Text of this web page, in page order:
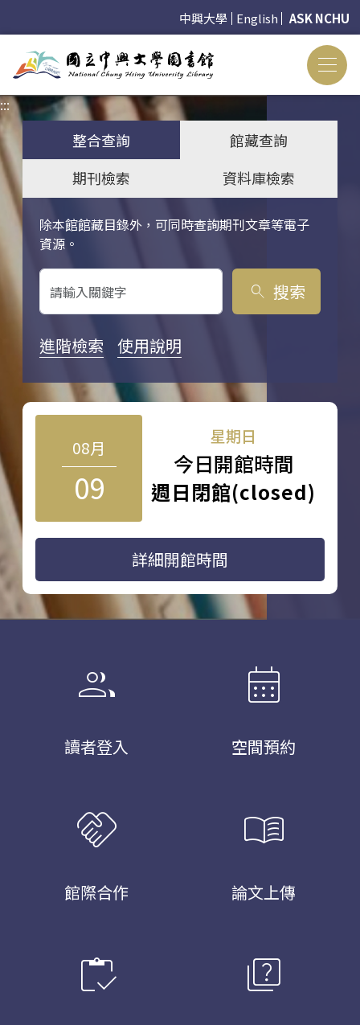
中興大學 English ASK NCHU
:::
整合查詢
館藏查詢
期刊檢索
資料庫檢索
除本館館藏目錄外，可同時查詢期刊文章等電子
資源。
關鍵字搜尋
search 搜索
進階檢索 使用說明
08月
09
星期日
今日開館時間
週日閉館(closed)
詳細開館時間
group
讀者登入
calendar_month
空間預約
handshake
館際合作
menu_book
論文上傳
inventory quiz